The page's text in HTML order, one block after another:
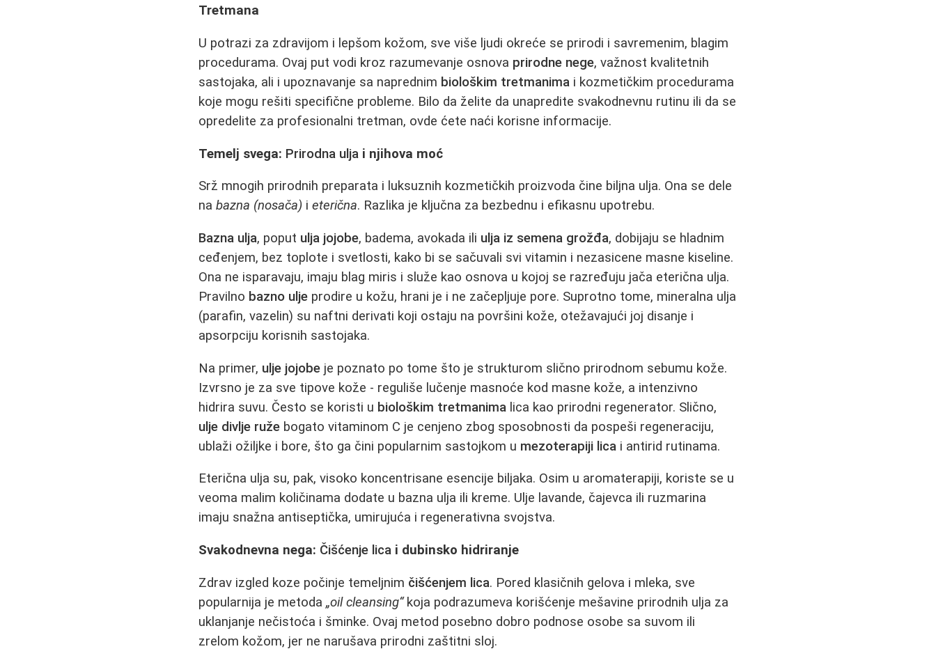
Tretmana
U potrazi za zdravijom i lepšom kožom, sve više ljudi okreće se prirodi i savremenim, blagim
procedurama. Ovaj put vodi kroz razumevanje osnova prirodne nege, važnost kvalitetnih
sastojaka, ali i upoznavanje sa naprednim biološkim tretmanima i kozmetičkim procedurama
koje mogu rešiti specifične probleme. Bilo da želite da unapredite svakodnevnu rutinu ili da se
opredelite za profesionalni tretman, ovde ćete naći korisne informacije.
Temelj svega: Prirodna ulja i njihova moć
Srž mnogih prirodnih preparata i luksuznih kozmetičkih proizvoda čine biljna ulja. Ona se dele
nabazna (nosača) ieterična. Razlika je ključna za bezbednu i efikasnu upotrebu.
Bazna ulja, poput ulja jojobe, badema, avokada ili ulja iz semena grožđa, dobijaju se hladnim
ceđenjem, bez toplote i svetlosti, kako bi se sačuvali svi vitamin i nezasicene masne kiseline.
Ona ne isparavaju, imaju blag miris i služe kao osnova u kojoj se razređuju jača eterična ulja.
Pravilno bazno ulje prodire u kožu, hrani je i ne začepljuje pore. Suprotno tome, mineralna ulja
(parafin, vazelin) su naftni derivati koji ostaju na površini kože, otežavajući joj disanje i
apsorpciju korisnih sastojaka.
Na primer, ulje jojobe je poznato po tome što je strukturom slično prirodnom sebumu kože.
Izvrsno je za sve tipove kože - reguliše lučenje masnoće kod masne kože, a intenzivno
hidrira suvu. Često se koristi u biološkim tretmanima lica kao prirodni regenerator. Slično,
ulje divlje ruže bogato vitaminom C je cenjeno zbog sposobnosti da pospeši regeneraciju,
ublaži ožiljke i bore, što ga čini popularnim sastojkom u mezoterapiji lica i antirid rutinama.
Eterična ulja su, pak, visoko koncentrisane esencije biljaka. Osim u aromaterapiji, koriste se u
veoma malim količinama dodate u bazna ulja ili kreme. Ulje lavande, čajevca ili ruzmarina
imaju snažna antiseptička, umirujuća i regenerativna svojstva.
Svakodnevna nega: Čišćenje lica i dubinsko hidriranje
Zdrav izgled koze počinje temeljnim čišćenjem lica. Pored klasičnih gelova i mleka, sve
popularnija je metoda„oil cleansing“koja podrazumeva korišćenje mešavine prirodnih ulja za
uklanjanje nečistoća i šminke. Ovaj metod posebno dobro podnose osobe sa suvom ili
zrelom kožom, jer ne narušava prirodni zaštitni sloj.